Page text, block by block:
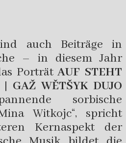
auch Beiträge in
– in diesem Jahr
PorträtAUF STEHT
GAŽ WĚTŠYK DUJO
sorbische
Witkojc“, spricht
Kernaspekt der